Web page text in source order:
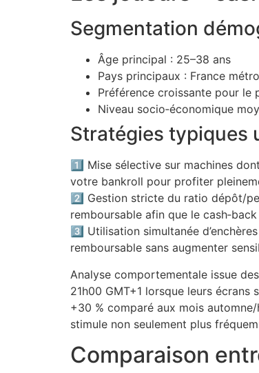
Segmentation
Âge principal : 25–38 ans
Pays principaux : France
Préférence croissante pour
Niveau socio‑économique
Stratégies typiques
1️⃣ Mise sélective sur machines
votre bankroll pour profiter
2️⃣ Gestion stricte du ratio dépôt/
remboursable afin que le
3️⃣ Utilisation simultanée
remboursable sans augmenter
Analyse comportementale issue
21h00 GMT+1 lorsque leurs
+30 % comparé aux mois
stimule non seulement plus
Comparaison